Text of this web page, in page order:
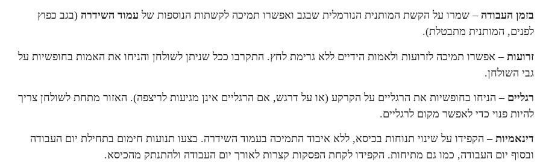
בזמן העבודה – שמרו על הקשת המותנית הנורמלית שבגב ואפשרו תמיכה לקשתות הנוספות של עמוד השידרה (בגב כפוץ
לפנים, המותנית מתבטלת).
זרועות – אפשרו תמיכה לזרועות ולאמות הידיים ללא גרימת לחץ. התקרבו ככל שניתן לשולחן והניחו את האמות בחופשיות על
גבי השולחן.
רגליים – הניחו בחופשיות את הרגליים על הקרקע (או על דרגש, אם הרגליים אינן מגיעות לריצפה). האזור מתחת לשולחן צריך
להיות פנוי כדי לאפשר מקום לרגליים.
דינאמיות – הקפידו על שינוי תנוחות בכיסא, ללא איבוד התמיכה בעמוד השידרה. בצעו תנועות חימום בתחילת יום העבודה
ובסוף יום העבודה, כמו גם מתיחות. הקפידו לקחת הפסקות קצרות לאורך יום העבודה ולהתנתק מהכיסא.